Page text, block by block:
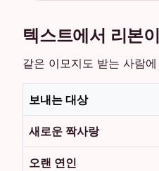
텍스트에서 리본
같은 이모지도 받는 사람
보내는 대상
새로운 짝사랑
오랜 연인